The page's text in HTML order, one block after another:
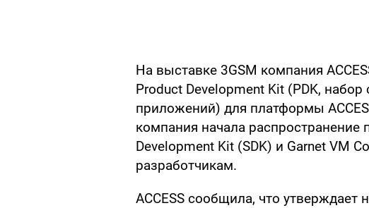
На выставке 3GSM компания
Product Development Kit (PDK, набор
приложений) для платформы
компания начала распространение
Development Kit (SDK) и Garnet VM
разработчикам.
ACCESS сообщила, что утверждает